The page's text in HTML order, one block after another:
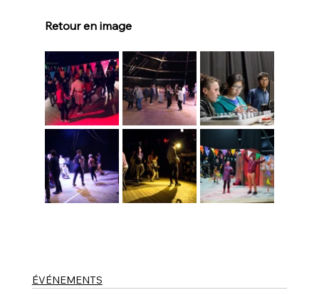
Retour en image
ÉVÉNEMENTS